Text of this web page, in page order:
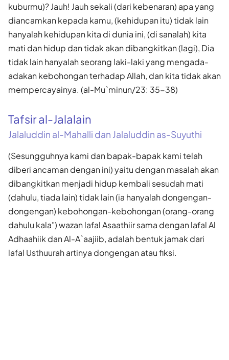
kuburmu)? Jauh! Jauh sekali (dari kebenaran) apa yang
diancamkan kepada kamu, (kehidupan itu) tidak lain
hanyalah kehidupan kita di dunia ini, (di sanalah) kita
mati dan hidup dan tidak akan dibangkitkan (lagi), Dia
tidak lain hanyalah seorang laki-laki yang mengada-
adakan kebohongan terhadap Allah, dan kita tidak akan
mempercayainya. (al-Mu`minun/23: 35-38)
Tafsir al-Jalalain
Jalaluddin al-Mahalli dan Jalaluddin as-Suyuthi
(Sesungguhnya kami dan bapak-bapak kami telah
diberi ancaman dengan ini) yaitu dengan masalah akan
dibangkitkan menjadi hidup kembali sesudah mati
(dahulu, tiada lain) tidak lain (ia hanyalah dongengan-
dongengan) kebohongan-kebohongan (orang-orang
dahulu kala") wazan lafal Asaathiir sama dengan lafal Al
Adhaahiik dan Al-A`aajiib, adalah bentuk jamak dari
lafal Usthuurah artinya dongengan atau fiksi.